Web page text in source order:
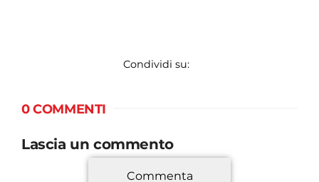
Condividi su:
0 COMMENTI
Lascia un commento
*
Commenta